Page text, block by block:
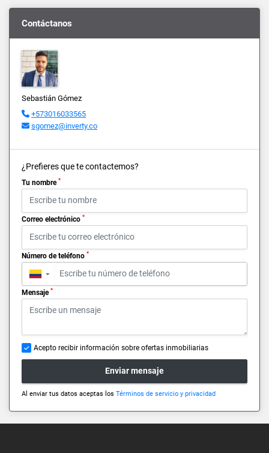
Contáctanos
Sebastián Gómez
+573016033565
sgomez@inverty.co
¿Prefieres que te contactemos?
Tu nombre *
Correo electrónico *
Número de teléfono *
▼
Mensaje *
Acepto recibir información sobre ofertas inmobiliarias
Enviar mensaje
Al enviar tus datos aceptas los Términos de servicio y privacidad